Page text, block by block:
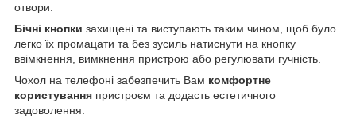
отвори.
Бічні кнопки захищені та виступають таким чином, щоб було
легко їх промацати та без зусиль натиснути на кнопку
ввімкнення, вимкнення пристрою або регулювати гучність.
Чохол на телефоні забезпечить Вам комфортне
користування пристроєм та додасть естетичного
задоволення.